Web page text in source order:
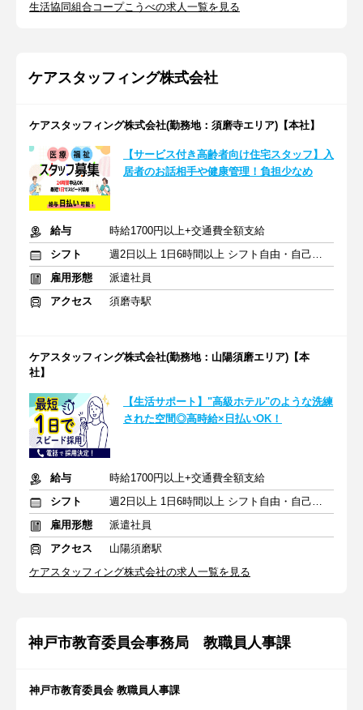
生活協同組合コープこうべの求人一覧を見る
ケアスタッフィング株式会社
ケアスタッフィング株式会社(勤務地：須磨寺エリア)【本社】
【サービス付き高齢者向け住宅スタッフ】入
居者のお話相手や健康管理！負担少なめ
給与
時給1700円以上+交通費全額支給
シフト
週2日以上 1日6時間以上 シフト自由・自己申告
雇用形態
派遣社員
アクセス
須磨寺駅
ケアスタッフィング株式会社(勤務地：山陽須磨エリア)【本
社】
【生活サポート】"高級ホテル"のような洗練
された空間◎高時給×日払いOK！
給与
時給1700円以上+交通費全額支給
シフト
週2日以上 1日6時間以上 シフト自由・自己申告
雇用形態
派遣社員
アクセス
山陽須磨駅
ケアスタッフィング株式会社の求人一覧を見る
神戸市教育委員会事務局 教職員人事課
神戸市教育委員会 教職員人事課